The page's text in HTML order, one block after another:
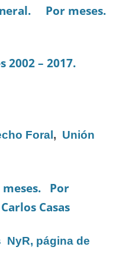
Por meses.
2002 – 2017.
Foral, Unión
Por
Casas
NyR, página de